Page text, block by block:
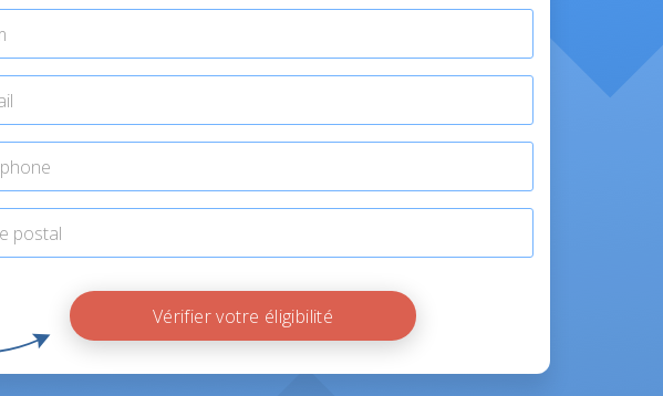
Vérifier votre éligibilité